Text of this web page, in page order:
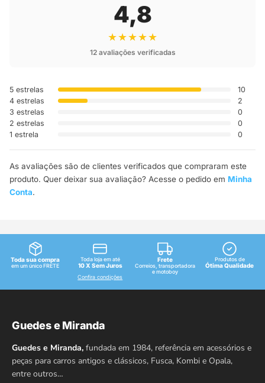
4,8
★★★★★
12 avaliações verificadas
5 estrelas
10
4 estrelas
2
3 estrelas
0
2 estrelas
0
1 estrela
0
As avaliações são de clientes verificados que compraram este
produto. Quer deixar sua avaliação? Acesse o pedido em Minha
Conta.
Toda sua compra
em um único FRETE
Toda loja em até
10 X Sem Juros
Confira condições
Frete
Correios, transportadora
e motoboy
Produtos de
Ótima Qualidade
Guedes e Miranda
Guedes e Miranda, fundada em 1984, referência em acessórios e
peças para carros antigos e clássicos, Fusca, Kombi e Opala,
entre outros…